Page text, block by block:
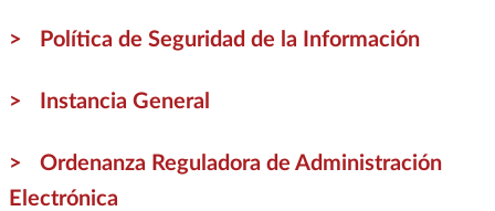
Política de Seguridad de la Información
Instancia General
Ordenanza Reguladora de Administración
Electrónica